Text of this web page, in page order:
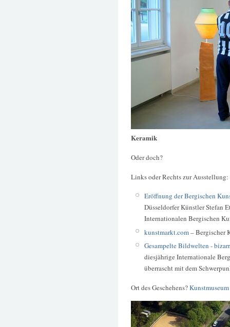
Keramik
Oder doch?
Links oder Rechts zur Ausstellung:
Eröffnung der Bergischen
Düsseldorfer Künstler Stefan
Internationalen Bergischen
kunstmarkt.com– Bergischer
Gesampelte Bildwelten -
diesjährige Internationale
überrascht mit dem
Ort des Geschehens?